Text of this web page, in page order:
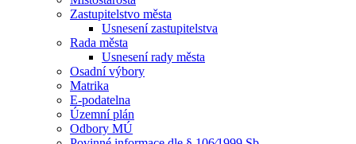
Zastupitelstvo města
Usnesení zastupitelstva
Rada města
Usnesení rady města
Osadní výbory
Matrika
E-podatelna
Územní plán
Odbory MÚ